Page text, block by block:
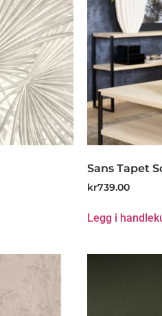
Sans Tapet
kr739.00
Legg i